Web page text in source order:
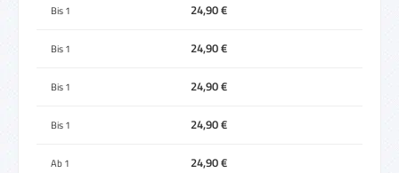
Bis1 24,90 €
Bis1 24,90 €
Bis1 24,90 €
Bis1 24,90 €
Ab1 24,90 €